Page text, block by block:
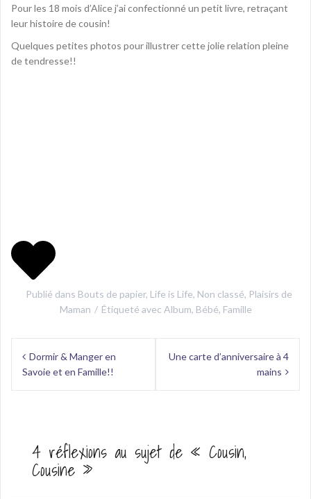
Pour les 18 mois d’Alice j’ai confectionné un petit livre, retraçant
leur histoire de cousin!
Quelques petites photos pour illustrer cette jolie relation pleine
de tendresse!!
Publié dans Bouts de papier, Life is Life, Non classé, Plaisirs de
Maman
Étiqueté avec Album, Bébé, Famille
Navigation
deDormir & Manger en
Savoie et en Famille!!
Une carte d’anniversaire à 4
mains
4 réflexions au sujet de « Cousin,
Cousine »